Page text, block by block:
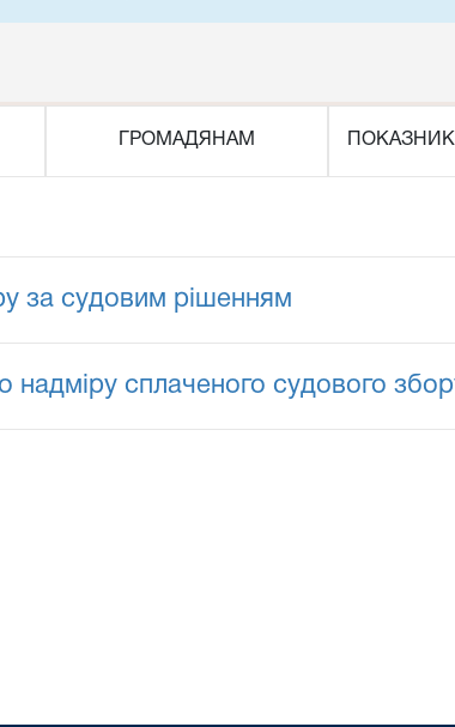
ГРОМАДЯНАМ
за судовим рішенням
сплаченого судового